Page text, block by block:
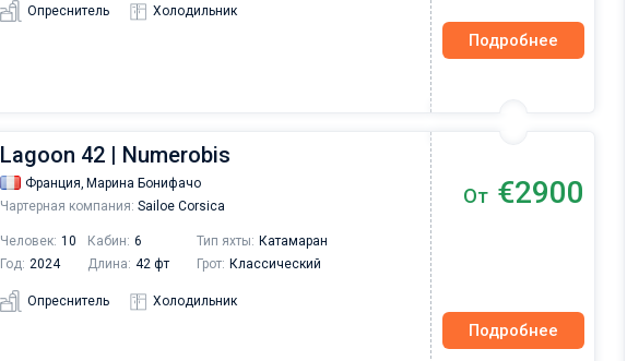
Опреснитель Холодильник
Подробнее
Lagoon 42 | Numerobis
Франция, Марина Бонифачо
Чартерная компания: Sailoe Corsica
Человек: 10 Кабин: 6 Тип яхты: Катамаран
Год: 2024 Длина: 42 фт Грот: Классический
Опреснитель Холодильник
От €2900
Подробнее